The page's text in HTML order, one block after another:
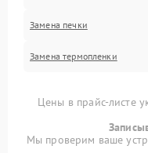
Замена печки
Замена термопленки
Цены в прайс-листе
Мы проверим ваше